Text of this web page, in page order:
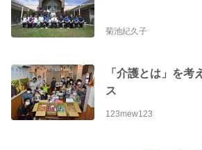
菊池紀久子
「介護とは」を考
ス
123mew123